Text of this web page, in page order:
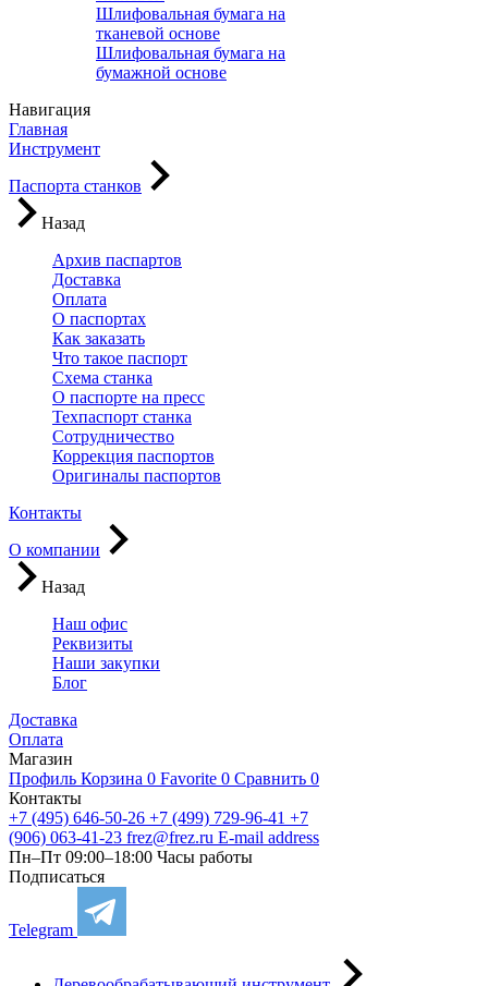
Шлифовальная бумага на
тканевой основе
Шлифовальная бумага на
бумажной основе
Навигация
Главная
Инструмент
Паспорта станков
Назад
Архив паспартов
Доставка
Оплата
О паспортах
Как заказать
Что такое паспорт
Схема станка
О паспорте на пресс
Техпаспорт станка
Сотрудничество
Коррекция паспортов
Оригиналы паспортов
Контакты
О компании
Назад
Наш офис
Реквизиты
Наши закупки
Блог
Доставка
Оплата
Магазин
Профиль Корзина 0 Favorite 0 Сравнить 0
Контакты
+7 (495) 646-50-26 +7 (499) 729-96-41 +7
(906) 063-41-23 frez@frez.ru E-mail address
Пн–Пт 09:00–18:00 Часы работы
Подписаться
Telegram